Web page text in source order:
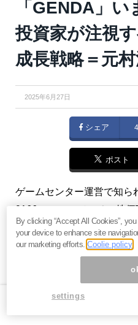
「GENDA」
投資家が注視
成長戦略＝元
2025年6月27日
シェア 4
ポスト
ゲームセンター運営で知ら
9166＞について、その株
して今後の未来について深
す。上場後、順調に株価を
す。その要因を分かりやす
察していきます。（『
め投資顧問 』元村浩之）
By clicking “Accept All Cookies”,
your device to enhance site
our marketing efforts.Coolie policy
settings